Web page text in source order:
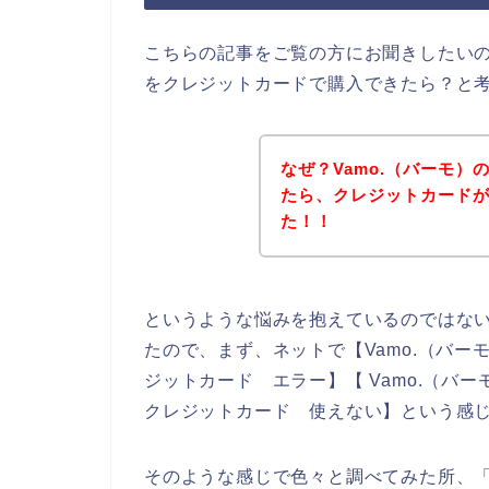
こちらの記事をご覧の方にお聞きしたい
をクレジットカードで購入できたら？と
なぜ？Vamo.（バーモ）
たら、クレジットカード
た！！
というような悩みを抱えているのではな
たので、まず、ネットで【Vamo.（バー
ジットカード エラー】【 Vamo.（バー
クレジットカード 使えない】という感
そのような感じで色々と調べてみた所、